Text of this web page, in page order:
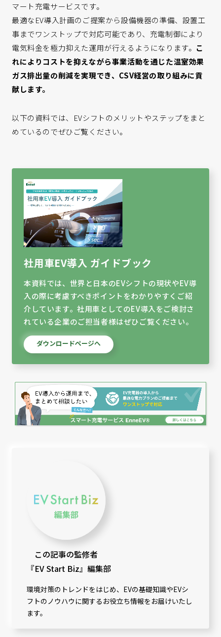
マート充電サービスです。
最適なEV導入計画のご提案から設備機器の準備、設置工
事までワンストップで対応可能であり、充電制御により
電気料金を極力抑えた運用が行えるようになります。 こ
れによりコストを抑えながら事業活動を通じた温室効果
ガス排出量の削減を実現でき、CSV経営の取り組みに貢
献します。
以下の資料では、EVシフトのメリットやステップをまと
めているのでぜひご覧ください。
社用車EV導入 ガイドブック
本資料では、世界と日本のEVシフトの現状やEV導
入の際に考慮すべきポイントをわかりやすくご紹
介しています。社用車としてのEV導入をご検討さ
れている企業のご担当者様はぜひご覧ください。
ダウンロードページへ
この記事の監修者
『EV Start Biz』編集部
環境対策のトレンドをはじめ、EVの基礎知識やEVシ
フトのノウハウに関するお役立ち情報をお届けいたし
ます。